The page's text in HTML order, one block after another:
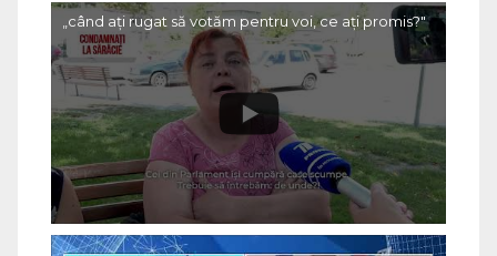
„când ați rugat să votăm pentru voi, ce ați promis?"